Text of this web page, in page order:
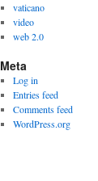
vaticano
video
web 2.0
Meta
Log in
Entries feed
Comments feed
WordPress.org